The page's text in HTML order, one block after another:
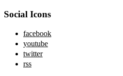
Social Icons
facebook
youtube
twitter
rss